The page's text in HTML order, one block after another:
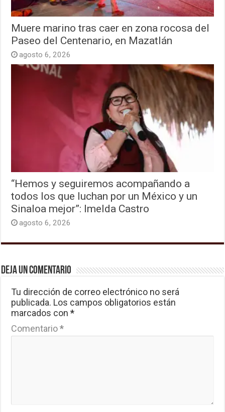
Muere marino tras caer en zona rocosa del
Paseo del Centenario, en Mazatlán
agosto 6, 2026
“Hemos y seguiremos acompañando a
todos los que luchan por un México y un
Sinaloa mejor”: Imelda Castro
agosto 6, 2026
Deja un comentario
Tu dirección de correo electrónico no será
publicada. Los campos obligatorios están
marcados con*
Comentario*